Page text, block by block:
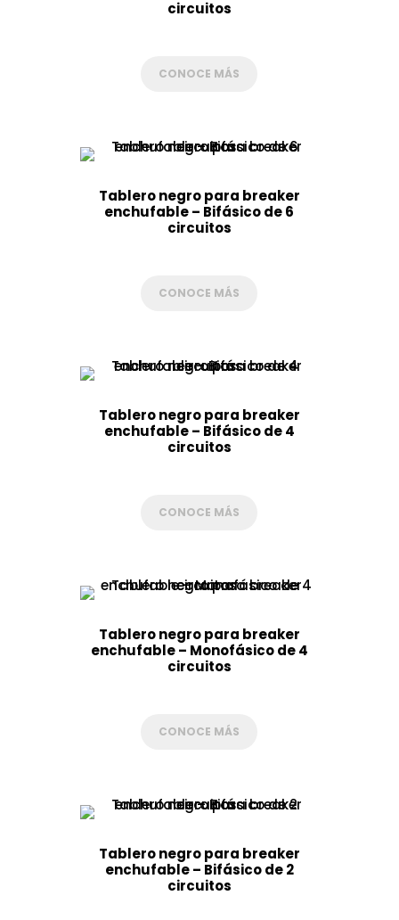
circuitos
CONOCE MÁS
Tablero negro para breaker
enchufable – Bifásico de 6
circuitos
CONOCE MÁS
Tablero negro para breaker
enchufable – Bifásico de 4
circuitos
CONOCE MÁS
Tablero negro para breaker
enchufable – Monofásico de 4
circuitos
CONOCE MÁS
Tablero negro para breaker
enchufable – Bifásico de 2
circuitos